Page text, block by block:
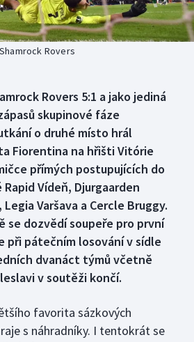
Rovers
Rovers 5:1 a jako jediná
skupinové fáze
o druhé místo hrál
Fiorentina na hřišti Vitórie
přímých postupujících do
Vídeň, Djurgaarden
Varšava a Cercle Bruggy.
se dozvědí soupeře pro první
při pátečním losování v sídle
dvanáct týmů včetně
v soutěži končí.
favorita sázkových
s náhradníky. I tentokrát se